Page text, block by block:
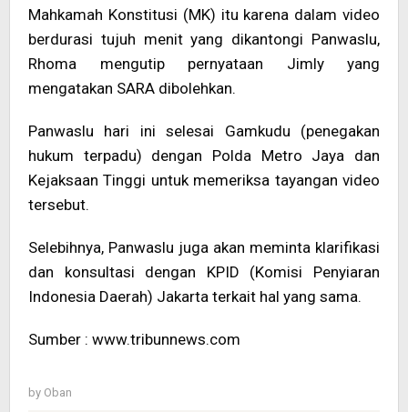
Mahkamah Konstitusi (MK) itu karena dalam video
berdurasi tujuh menit yang dikantongi Panwaslu,
Rhoma mengutip pernyataan Jimly yang
mengatakan SARA dibolehkan.
Panwaslu hari ini selesai Gamkudu (penegakan
hukum terpadu) dengan Polda Metro Jaya dan
Kejaksaan Tinggi untuk memeriksa tayangan video
tersebut.
Selebihnya, Panwaslu juga akan meminta klarifikasi
dan konsultasi dengan KPID (Komisi Penyiaran
Indonesia Daerah) Jakarta terkait hal yang sama.
Sumber : www.tribunnews.com
by Oban